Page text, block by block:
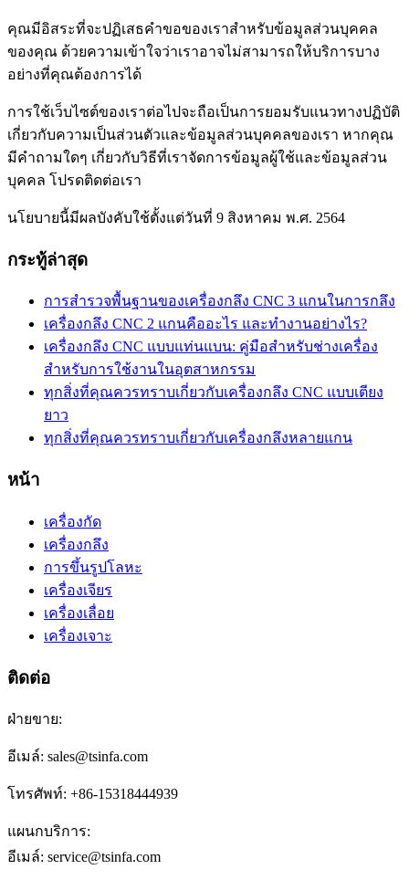
คุณมีอิสระที่จะปฏิเสธคำขอของเราสำหรับข้อมูลส่วนบุคคล
ของคุณ ด้วยความเข้าใจว่าเราอาจไม่สามารถให้บริการบาง
อย่างที่คุณต้องการได้
การใช้เว็บไซต์ของเราต่อไปจะถือเป็นการยอมรับแนวทางปฏิบัติ
เกี่ยวกับความเป็นส่วนตัวและข้อมูลส่วนบุคคลของเรา หากคุณ
มีคำถามใดๆ เกี่ยวกับวิธีที่เราจัดการข้อมูลผู้ใช้และข้อมูลส่วน
บุคคล โปรดติดต่อเรา
นโยบายนี้มีผลบังคับใช้ตั้งแต่วันที่ 9 สิงหาคม พ.ศ. 2564
กระทู้ล่าสุด
การสำรวจพื้นฐานของเครื่องกลึง CNC 3 แกนในการกลึง
เครื่องกลึง CNC 2 แกนคืออะไร และทำงานอย่างไร?
เครื่องกลึง CNC แบบแท่นแบน: คู่มือสำหรับช่างเครื่อง
สำหรับการใช้งานในอุตสาหกรรม
ทุกสิ่งที่คุณควรทราบเกี่ยวกับเครื่องกลึง CNC แบบเตียง
ยาว
ทุกสิ่งที่คุณควรทราบเกี่ยวกับเครื่องกลึงหลายแกน
หน้า
เครื่องกัด
เครื่องกลึง
การขึ้นรูปโลหะ
เครื่องเจียร
เครื่องเลื่อย
เครื่องเจาะ
ติดต่อ
ฝ่ายขาย:
อีเมล์: sales@tsinfa.com
โทรศัพท์: +86-15318444939
แผนกบริการ:
อีเมล์: service@tsinfa.com